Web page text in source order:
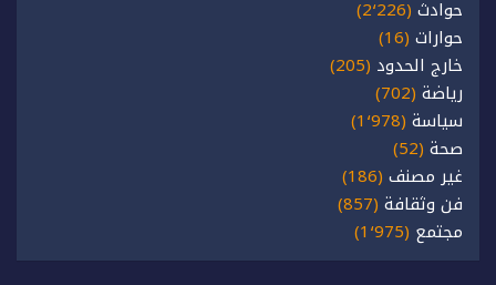
حوادث (2٬226)
حوارات (16)
خارج الحدود (205)
رياضة (702)
سياسة (1٬978)
صحة (52)
غير مصنف (186)
فن وثقافة (857)
مجتمع (1٬975)